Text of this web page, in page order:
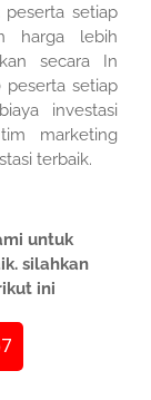
setiap
harga lebih
secara In
peserta setiap
investasi
marketing
terbaik.
untuk
silahkan
ini